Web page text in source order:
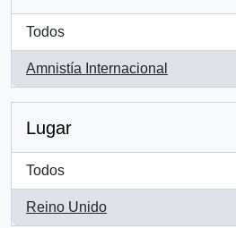
Todos
Amnistía Internacional
, 1 resultados
Lugar
Todos
Reino Unido
, 1 resultados